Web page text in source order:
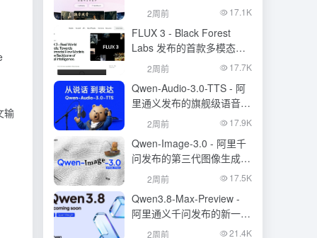
输
2周前 17.1K
FLUX 3 - Black Forest
Labs 发布的首款多模态基
础模型
2周前 17.7K
Qwen-Audio-3.0-TTS - 阿
里通义发布的旗舰级语音合
成大模型
2周前 17.9K
Qwen-Image-3.0 - 阿里千
问发布的第三代图像生成基
础模型
2周前 17.5K
Qwen3.8-Max-Preview -
阿里通义千问发布的新一代
旗舰大模型
2周前 21.4K